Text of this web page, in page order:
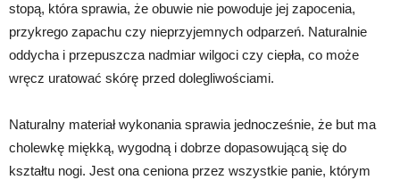
stopą, która sprawia, że obuwie nie powoduje jej zapocenia,
przykrego zapachu czy nieprzyjemnych odparzeń. Naturalnie
oddycha i przepuszcza nadmiar wilgoci czy ciepła, co może
wręcz uratować skórę przed dolegliwościami.
Naturalny materiał wykonania sprawia jednocześnie, że but ma
cholewkę miękką, wygodną i dobrze dopasowującą się do
kształtu nogi. Jest ona ceniona przez wszystkie panie, którym